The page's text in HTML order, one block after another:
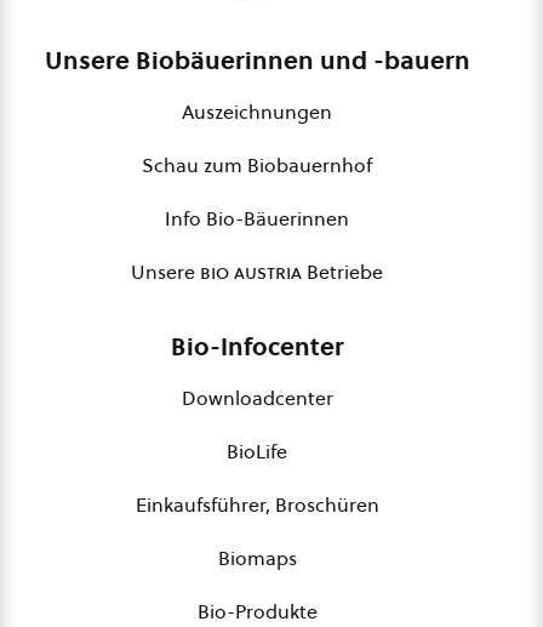
Unsere Biobäuerinnen und -bauern
Auszeichnungen
Schau zum Biobauernhof
Info Bio-Bäuerinnen
Unsere bio austria Betriebe
Bio-Infocenter
Downloadcenter
BioLife
Einkaufsführer, Broschüren
Biomaps
Bio-Produkte